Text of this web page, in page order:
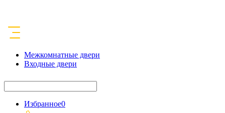
Межкомнатные двери
Входные двери
Избранное0